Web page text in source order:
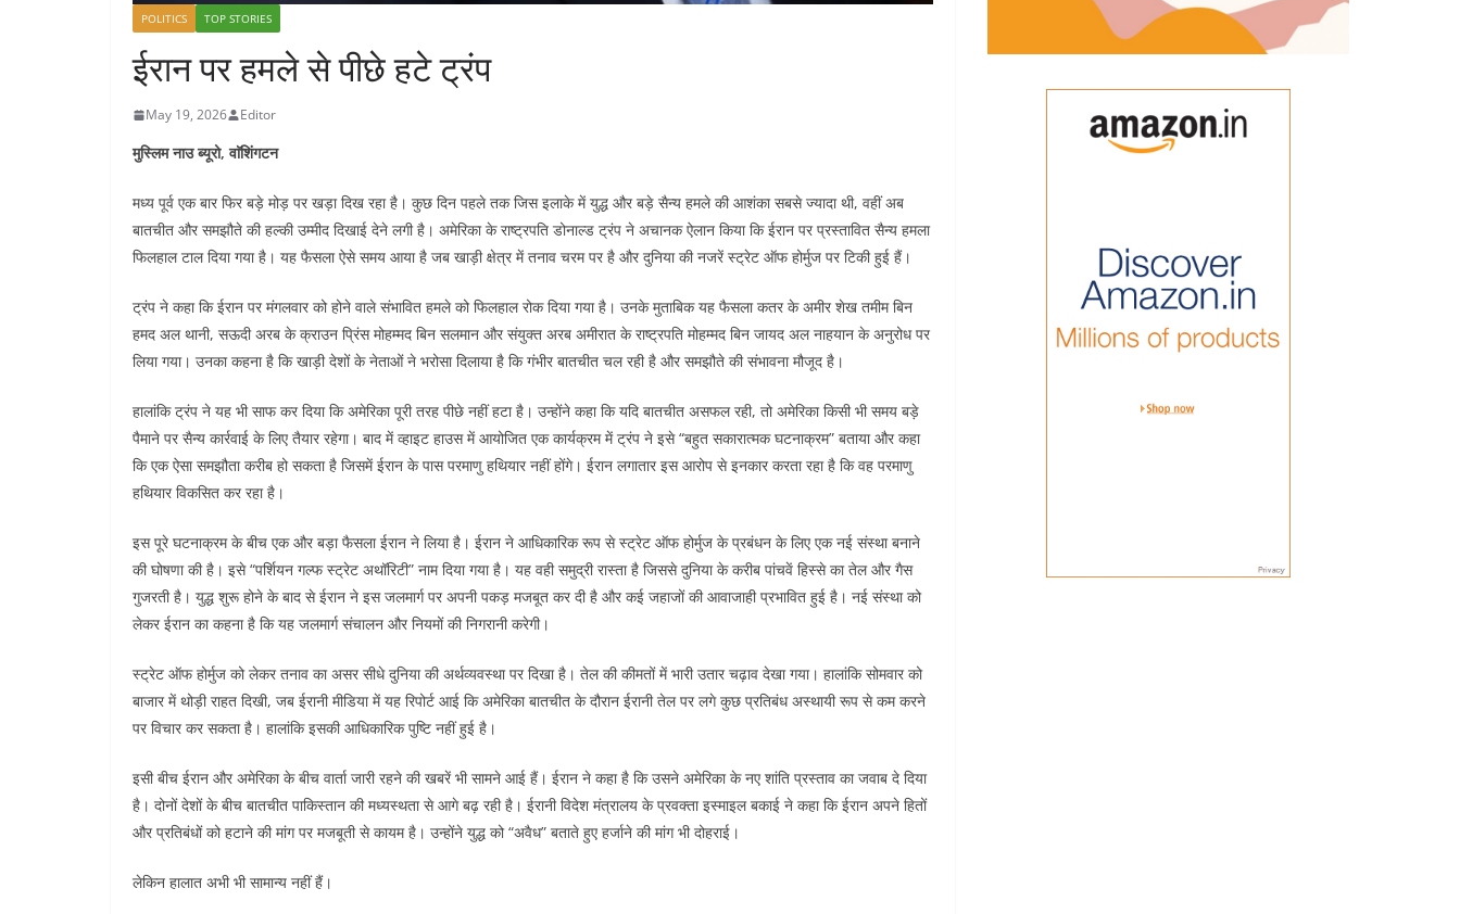
POLITICS TOP STORIES
ईरान पर हमले से पीछे हटे ट्रंप
May 19, 2026 Editor
मुस्लिम नाउ ब्यूरो, वाॅशिंगटन
मध्य पूर्व एक बार फिर बड़े मोड़ पर खड़ा दिख रहा है। कुछ दिन पहले तक जिस इलाके में युद्ध और बड़े सैन्य हमले की आशंका सबसे ज्यादा थी, वहीं अब
बातचीत और समझौते की हल्की उम्मीद दिखाई देने लगी है। अमेरिका के राष्ट्रपति डोनाल्ड ट्रंप ने अचानक ऐलान किया कि ईरान पर प्रस्तावित सैन्य हमला
फिलहाल टाल दिया गया है। यह फैसला ऐसे समय आया है जब खाड़ी क्षेत्र में तनाव चरम पर है और दुनिया की नजरें स्ट्रेट ऑफ होर्मुज पर टिकी हुई हैं।
ट्रंप ने कहा कि ईरान पर मंगलवार को होने वाले संभावित हमले को फिलहाल रोक दिया गया है। उनके मुताबिक यह फैसला कतर के अमीर शेख तमीम बिन
हमद अल थानी, सऊदी अरब के क्राउन प्रिंस मोहम्मद बिन सलमान और संयुक्त अरब अमीरात के राष्ट्रपति मोहम्मद बिन जायद अल नाहयान के अनुरोध पर
लिया गया। उनका कहना है कि खाड़ी देशों के नेताओं ने भरोसा दिलाया है कि गंभीर बातचीत चल रही है और समझौते की संभावना मौजूद है।
हालांकि ट्रंप ने यह भी साफ कर दिया कि अमेरिका पूरी तरह पीछे नहीं हटा है। उन्होंने कहा कि यदि बातचीत असफल रही, तो अमेरिका किसी भी समय बड़े
पैमाने पर सैन्य कार्रवाई के लिए तैयार रहेगा। बाद में व्हाइट हाउस में आयोजित एक कार्यक्रम में ट्रंप ने इसे “बहुत सकारात्मक घटनाक्रम” बताया और कहा
कि एक ऐसा समझौता करीब हो सकता है जिसमें ईरान के पास परमाणु हथियार नहीं होंगे। ईरान लगातार इस आरोप से इनकार करता रहा है कि वह परमाणु
हथियार विकसित कर रहा है।
इस पूरे घटनाक्रम के बीच एक और बड़ा फैसला ईरान ने लिया है। ईरान ने आधिकारिक रूप से स्ट्रेट ऑफ होर्मुज के प्रबंधन के लिए एक नई संस्था बनाने
की घोषणा की है। इसे “पर्शियन गल्फ स्ट्रेट अथॉरिटी” नाम दिया गया है। यह वही समुद्री रास्ता है जिससे दुनिया के करीब पांचवें हिस्से का तेल और गैस
गुजरती है। युद्ध शुरू होने के बाद से ईरान ने इस जलमार्ग पर अपनी पकड़ मजबूत कर दी है और कई जहाजों की आवाजाही प्रभावित हुई है। नई संस्था को
लेकर ईरान का कहना है कि यह जलमार्ग संचालन और नियमों की निगरानी करेगी।
स्ट्रेट ऑफ होर्मुज को लेकर तनाव का असर सीधे दुनिया की अर्थव्यवस्था पर दिखा है। तेल की कीमतों में भारी उतार चढ़ाव देखा गया। हालांकि सोमवार को
बाजार में थोड़ी राहत दिखी, जब ईरानी मीडिया में यह रिपोर्ट आई कि अमेरिका बातचीत के दौरान ईरानी तेल पर लगे कुछ प्रतिबंध अस्थायी रूप से कम करने
पर विचार कर सकता है। हालांकि इसकी आधिकारिक पुष्टि नहीं हुई है।
इसी बीच ईरान और अमेरिका के बीच वार्ता जारी रहने की खबरें भी सामने आई हैं। ईरान ने कहा है कि उसने अमेरिका के नए शांति प्रस्ताव का जवाब दे दिया
है। दोनों देशों के बीच बातचीत पाकिस्तान की मध्यस्थता से आगे बढ़ रही है। ईरानी विदेश मंत्रालय के प्रवक्ता इस्माइल बकाई ने कहा कि ईरान अपने हितों
और प्रतिबंधों को हटाने की मांग पर मजबूती से कायम है। उन्होंने युद्ध को “अवैध” बताते हुए हर्जाने की मांग भी दोहराई।
लेकिन हालात अभी भी सामान्य नहीं हैं।